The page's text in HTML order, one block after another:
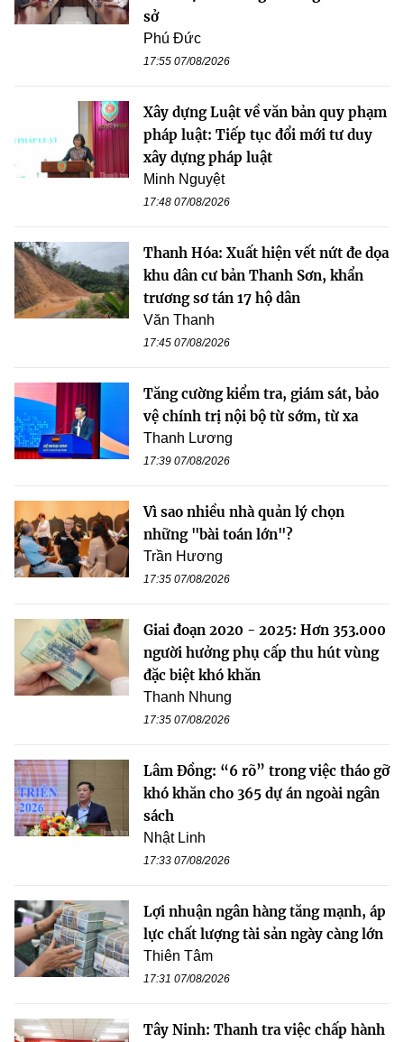
sở
Phú Đức
17:55 07/08/2026
Xây dựng Luật về văn bản quy phạm
pháp luật: Tiếp tục đổi mới tư duy
xây dựng pháp luật
Minh Nguyệt
17:48 07/08/2026
Thanh Hóa: Xuất hiện vết nứt đe dọa
khu dân cư bản Thanh Sơn, khẩn
trương sơ tán 17 hộ dân
Văn Thanh
17:45 07/08/2026
Tăng cường kiểm tra, giám sát, bảo
vệ chính trị nội bộ từ sớm, từ xa
Thanh Lương
17:39 07/08/2026
Vì sao nhiều nhà quản lý chọn
những "bài toán lớn"?
Trần Hương
17:35 07/08/2026
Giai đoạn 2020 - 2025: Hơn 353.000
người hưởng phụ cấp thu hút vùng
đặc biệt khó khăn
Thanh Nhung
17:35 07/08/2026
Lâm Đồng: “6 rõ” trong việc tháo gỡ
khó khăn cho 365 dự án ngoài ngân
sách
Nhật Linh
17:33 07/08/2026
Lợi nhuận ngân hàng tăng mạnh, áp
lực chất lượng tài sản ngày càng lớn
Thiên Tâm
17:31 07/08/2026
Tây Ninh: Thanh tra việc chấp hành